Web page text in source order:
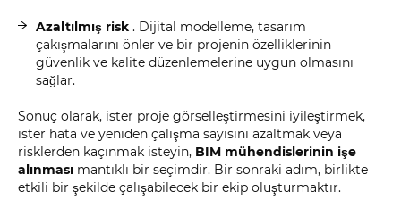
Azaltılmış risk . Dijital modelleme, tasarım
çakışmalarını önler ve bir projenin özelliklerinin
güvenlik ve kalite düzenlemelerine uygun olmasını
sağlar.
Sonuç olarak, ister proje görselleştirmesini iyileştirmek,
ister hata ve yeniden çalışma sayısını azaltmak veya
risklerden kaçınmak isteyin, BIM mühendislerinin işe
alınması mantıklı bir seçimdir. Bir sonraki adım, birlikte
etkili bir şekilde çalışabilecek bir ekip oluşturmaktır.